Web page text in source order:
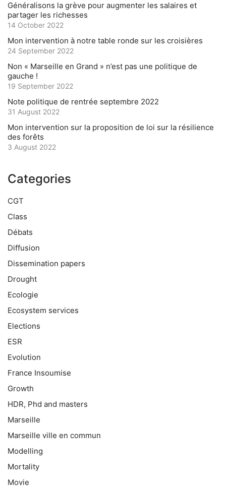
Généralisons la grève pour augmenter les salaires et
partager les richesses
14 October 2022
Mon intervention à notre table ronde sur les croisières
24 September 2022
Non « Marseille en Grand » n’est pas une politique de
gauche !
19 September 2022
Note politique de rentrée septembre 2022
31 August 2022
Mon intervention sur la proposition de loi sur la résilience
des forêts
3 August 2022
Categories
CGT
Class
Débats
Diffusion
Dissemination papers
Drought
Ecologie
Ecosystem services
Elections
ESR
Evolution
France Insoumise
Growth
HDR, Phd and masters
Marseille
Marseille ville en commun
Modelling
Mortality
Movie